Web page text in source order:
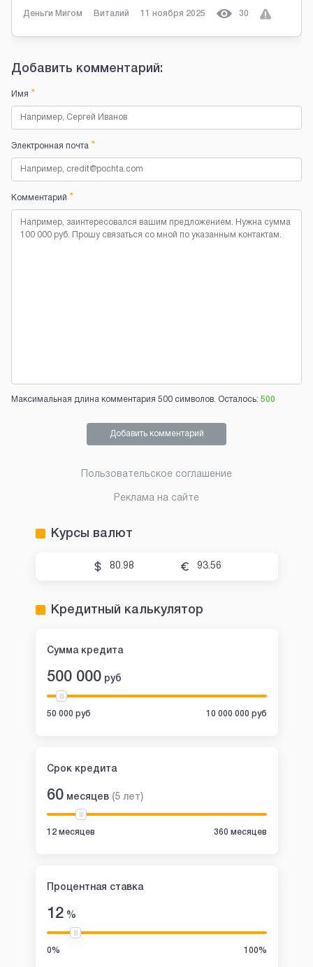
Деньги Мигом Виталий 11 ноября 2025 30
Добавить комментарий:
Имя *
Электронная почта *
Комментарий *
Максимальная длина комментария 500 символов. Осталось: 500
Добавить комментарий
Пользовательское соглашение
Реклама на сайте
Курсы валют
80.98 93.56
Кредитный калькулятор
Сумма кредита
500 000 руб
50 000 руб 10 000 000 руб
Срок кредита
60 месяцев (5 лет)
12 месяцев 360 месяцев
Процентная ставка
12%
0% 100%